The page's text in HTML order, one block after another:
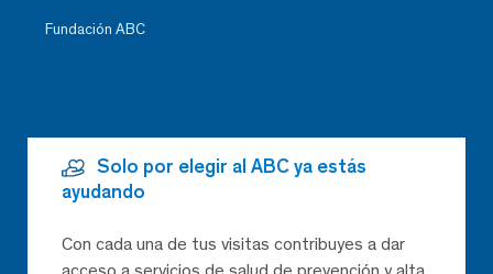
Fundación ABC
Solo por elegir al ABC ya estás
ayudando
Con cada una de tus visitas contribuyes a dar